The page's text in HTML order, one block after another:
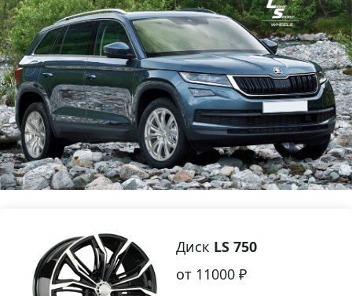
Диск LS 750
от 11000 ₽